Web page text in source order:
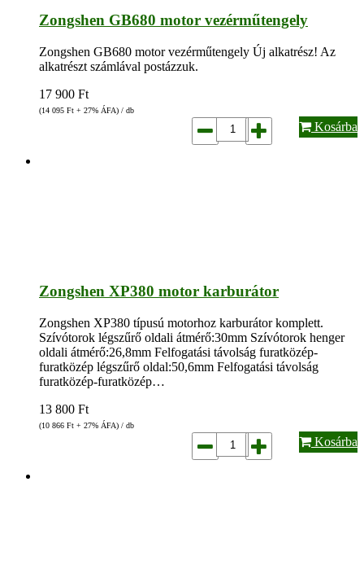
Zongshen GB680 motor vezérműtengely
Zongshen GB680 motor vezérműtengely Új alkatrész! Az
alkatrészt számlával postázzuk.
17 900 Ft
(14 095 Ft + 27% ÁFA) / db
Kosárba
Zongshen XP380 motor karburátor
Zongshen XP380 típusú motorhoz karburátor komplett.
Szívótorok légszűrő oldali átmérő:30mm Szívótorok henger
oldali átmérő:26,8mm Felfogatási távolság furatközép-
furatközép légszűrő oldal:50,6mm Felfogatási távolság
furatközép-furatközép…
13 800 Ft
(10 866 Ft + 27% ÁFA) / db
Kosárba